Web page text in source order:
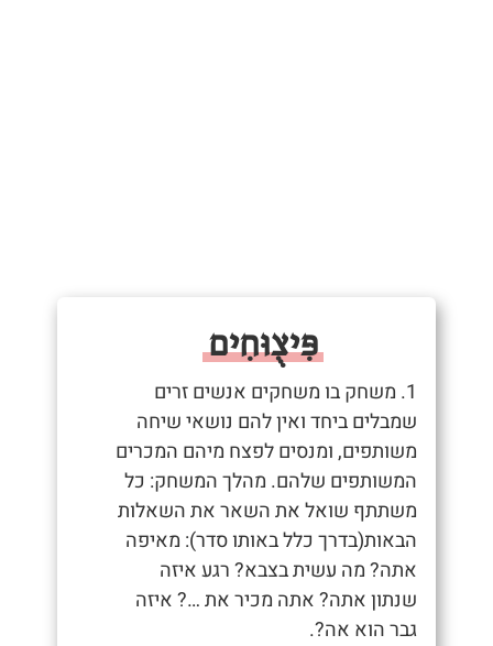
פִּיצֻוּחִים
1. משחק בו משחקים אנשים זרים
שמבלים ביחד ואין להם נושאי שיחה
משותפים, ומנסים לפצח מיהם המכרים
המשותפים שלהם. מהלך המשחק: כל
משתתף שואל את השאר את השאלות
הבאות(בדרך כלל באותו סדר): מאיפה
אתה? מה עשית בצבא? רגע איזה
שנתון אתה? אתה מכיר את …? איזה
גבר הוא אה?.